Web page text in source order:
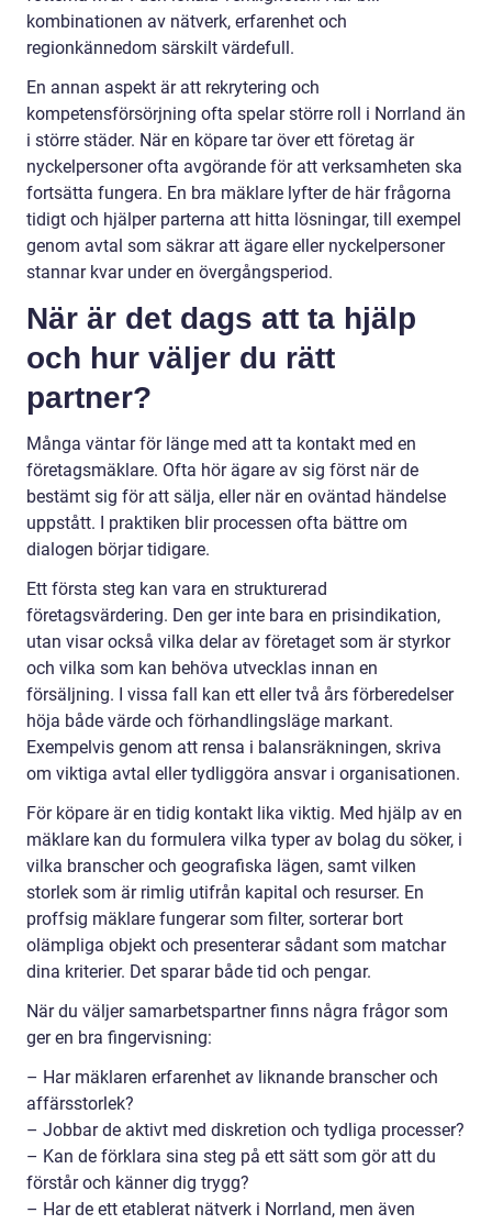
kombinationen av nätverk, erfarenhet och
regionkännedom särskilt värdefull.
En annan aspekt är att rekrytering och
kompetensförsörjning ofta spelar större roll i Norrland än
i större städer. När en köpare tar över ett företag är
nyckelpersoner ofta avgörande för att verksamheten ska
fortsätta fungera. En bra mäklare lyfter de här frågorna
tidigt och hjälper parterna att hitta lösningar, till exempel
genom avtal som säkrar att ägare eller nyckelpersoner
stannar kvar under en övergångsperiod.
När är det dags att ta hjälp
och hur väljer du rätt
partner?
Många väntar för länge med att ta kontakt med en
företagsmäklare. Ofta hör ägare av sig först när de
bestämt sig för att sälja, eller när en oväntad händelse
uppstått. I praktiken blir processen ofta bättre om
dialogen börjar tidigare.
Ett första steg kan vara en strukturerad
företagsvärdering. Den ger inte bara en prisindikation,
utan visar också vilka delar av företaget som är styrkor
och vilka som kan behöva utvecklas innan en
försäljning. I vissa fall kan ett eller två års förberedelser
höja både värde och förhandlingsläge markant.
Exempelvis genom att rensa i balansräkningen, skriva
om viktiga avtal eller tydliggöra ansvar i organisationen.
För köpare är en tidig kontakt lika viktig. Med hjälp av en
mäklare kan du formulera vilka typer av bolag du söker, i
vilka branscher och geografiska lägen, samt vilken
storlek som är rimlig utifrån kapital och resurser. En
proffsig mäklare fungerar som filter, sorterar bort
olämpliga objekt och presenterar sådant som matchar
dina kriterier. Det sparar både tid och pengar.
När du väljer samarbetspartner finns några frågor som
ger en bra fingervisning:
– Har mäklaren erfarenhet av liknande branscher och
affärsstorlek?
– Jobbar de aktivt med diskretion och tydliga processer?
– Kan de förklara sina steg på ett sätt som gör att du
förstår och känner dig trygg?
– Har de ett etablerat nätverk i Norrland, men även